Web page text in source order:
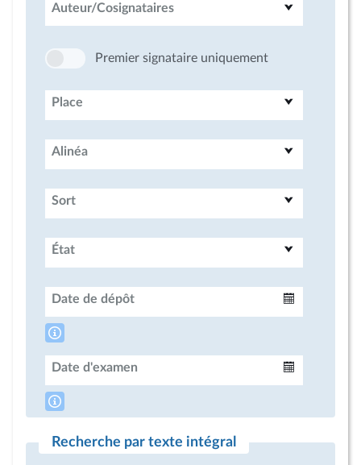
Auteur/Cosignataires
Premier signataire uniquement
Place
Alinéa
Sort
État
Date de dépôt
Date d'examen
Recherche par texte intégral